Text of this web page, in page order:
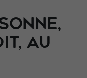
AU